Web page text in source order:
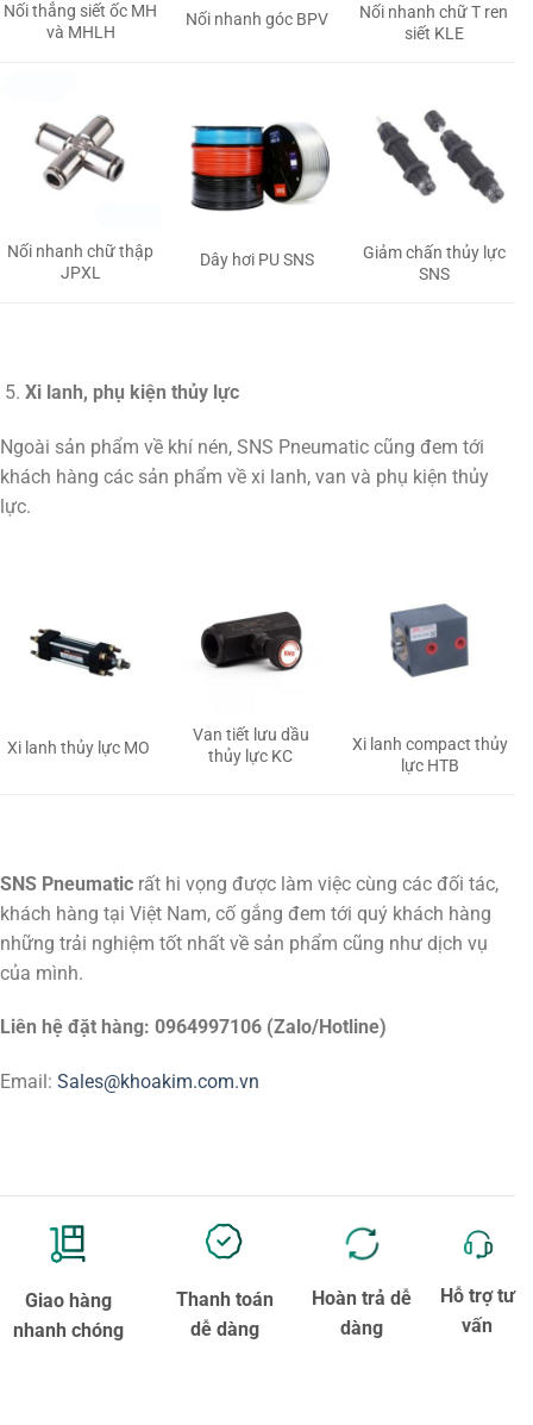
Nối thẳng siết ốc MH
và MHLH
Nối nhanh góc BPV
Nối nhanh chữ T ren
siết KLE
Nối nhanh chữ thập
JPXL
Dây hơi PU SNS
Giảm chấn thủy lực
SNS
Xi lanh, phụ kiện thủy lực
Ngoài sản phẩm về khí nén, SNS Pneumatic cũng đem tới
khách hàng các sản phẩm về xi lanh, van và phụ kiện thủy
lực.
Xi lanh thủy lực MO
Van tiết lưu dầu
thủy lực KC
Xi lanh compact thủy
lực HTB
SNS Pneumatic rất hi vọng được làm việc cùng các đối tác,
khách hàng tại Việt Nam, cố gắng đem tới quý khách hàng
những trải nghiệm tốt nhất về sản phẩm cũng như dịch vụ
của mình.
Liên hệ đặt hàng: 0964997106 (Zalo/Hotline)
Email: Sales@khoakim.com.vn
Giao hàng
nhanh chóng
Thanh toán
dễ dàng
Hoàn trả dễ
dàng
Hỗ trợ tư
vấn